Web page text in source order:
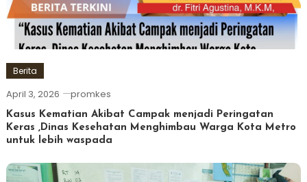
Berita
April 3, 2026 promkes
Kasus Kematian Akibat Campak menjadi Peringatan
Keras ,Dinas Kesehatan Menghimbau Warga Kota Metro
untuk lebih waspada